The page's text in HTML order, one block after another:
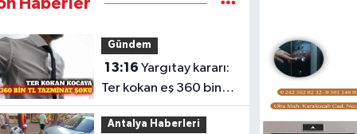
Haberler
Gündem
13:16 Yargıtay kararı:
Ter kokan eş 360 bin
TL tazminat ödeyecek
Antalya Haberleri